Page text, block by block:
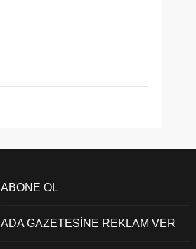
ABONE OL
ADA GAZETESİNE REKLAM VER